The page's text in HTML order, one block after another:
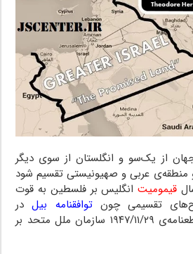
جهان از یک‌سو و انگلستان از سوی دیگر
منطقه‌ی عربی و صهیونیستی تقسیم شود
قیمومیتانگلیس بر فلسطین به قوت
تقسیمی چونتوافقنامه بیلدر
سال‌های ۱۹۳۷-۱۹۳۶ و قطعنامه‌ی ۱۹۴۷/۱۱/۲۹ سازمان ملل متحد بر